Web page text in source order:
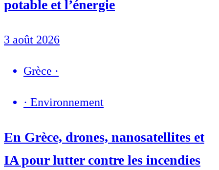
potable et l’énergie
3 août 2026
Grèce ·
· Environnement
En Grèce, drones, nanosatellites et
IA pour lutter contre les incendies